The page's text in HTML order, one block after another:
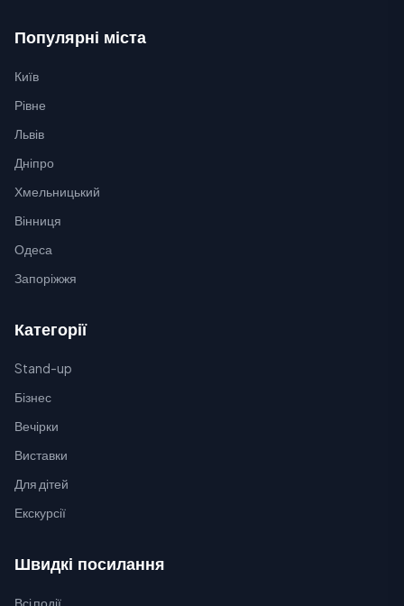
Популярні міста
Київ
Рівне
Львів
Дніпро
Хмельницький
Вінниця
Одеса
Запоріжжя
Категорії
Stand-up
Бізнес
Вечірки
Виставки
Для дітей
Екскурсії
Швидкі посилання
Всі події